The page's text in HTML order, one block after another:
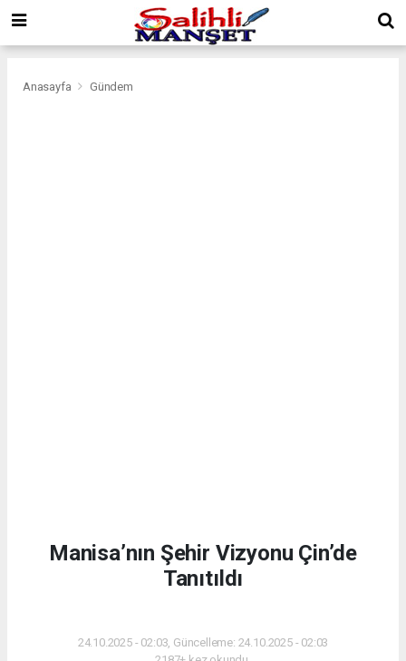
Anasayfa Gündem
Manisa’nın Şehir Vizyonu Çin’de
Tanıtıldı
24.10.2025 - 02:03, Güncelleme: 24.10.2025 - 02:03